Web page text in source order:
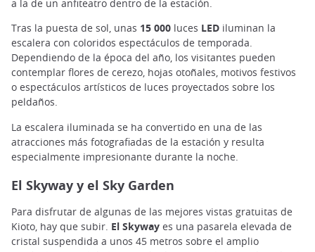
a la de un anfiteatro dentro de la estación.
Tras la puesta de sol, unas 15 000 luces LED iluminan la
escalera con coloridos espectáculos de temporada.
Dependiendo de la época del año, los visitantes pueden
contemplar flores de cerezo, hojas otoñales, motivos festivos
o espectáculos artísticos de luces proyectados sobre los
peldaños.
La escalera iluminada se ha convertido en una de las
atracciones más fotografiadas de la estación y resulta
especialmente impresionante durante la noche.
El Skyway y el Sky Garden
Para disfrutar de algunas de las mejores vistas gratuitas de
Kioto, hay que subir. El Skyway es una pasarela elevada de
cristal suspendida a unos 45 metros sobre el amplio